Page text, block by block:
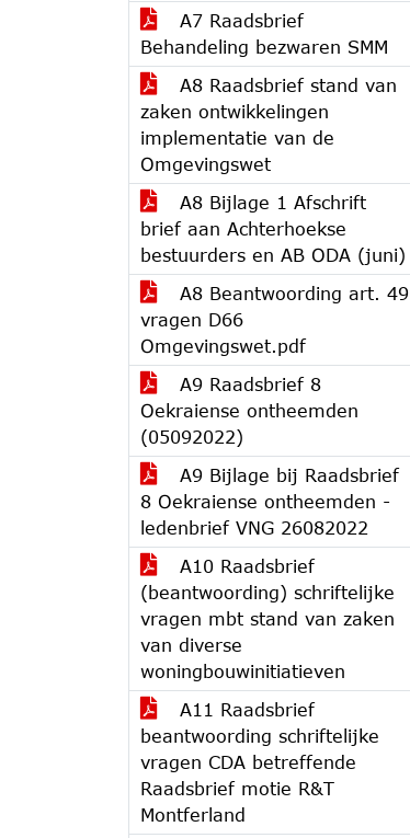
A7 Raadsbrief
Behandeling bezwaren SMM
A8 Raadsbrief stand van
zaken ontwikkelingen
implementatie van de
Omgevingswet
A8 Bijlage 1 Afschrift
brief aan Achterhoekse
bestuurders en AB ODA (juni)
A8 Beantwoording art. 49
vragen D66
Omgevingswet.pdf
A9 Raadsbrief 8
Oekraiense ontheemden
(05092022)
A9 Bijlage bij Raadsbrief
8 Oekraiense ontheemden -
ledenbrief VNG 26082022
A10 Raadsbrief
(beantwoording) schriftelijke
vragen mbt stand van zaken
van diverse
woningbouwinitiatieven
A11 Raadsbrief
beantwoording schriftelijke
vragen CDA betreffende
Raadsbrief motie R&T
Montferland